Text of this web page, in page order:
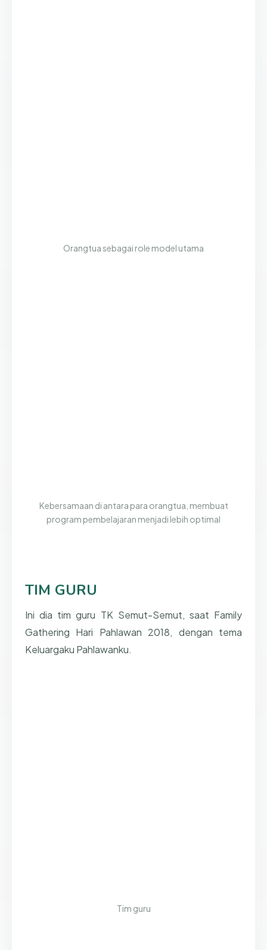
Orangtua sebagai role model utama
Kebersamaan di antara para orangtua, membuat
program pembelajaran menjadi lebih optimal
TIM GURU
Ini dia tim guru TK Semut-Semut, saat Family
Gathering Hari Pahlawan 2018, dengan tema
Keluargaku Pahlawanku.
Tim guru